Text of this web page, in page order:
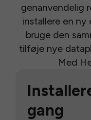
genanvendelig
installere en ny
bruge den
tilføje nye
Med
gang